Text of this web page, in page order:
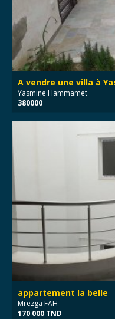
A vendre une villa à
Yasmine Hammamet
380000
appartement la belle
Mrezga FAH
170 000 TND